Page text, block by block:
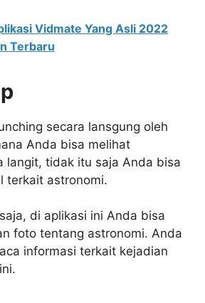
Vidmate Yang Asli 2022
Terbaru
secara lansgung oleh
Anda bisa melihat
langit, tidak itu saja Anda bisa
terkait astronomi.
di aplikasi ini Anda bisa
foto tentang astronomi. Anda
informasi terkait kejadian